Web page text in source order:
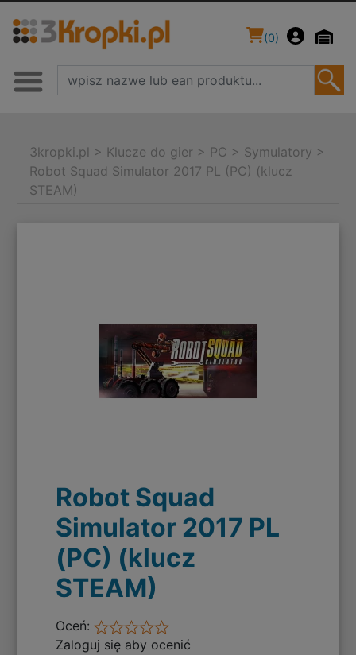
(0)
3kropki.pl > Klucze do gier > PC > Symulatory >
Robot Squad Simulator 2017 PL (PC) (klucz
STEAM)
Robot Squad
Simulator 2017 PL
(PC) (klucz
STEAM)
Oceń:
Zaloguj się aby ocenić